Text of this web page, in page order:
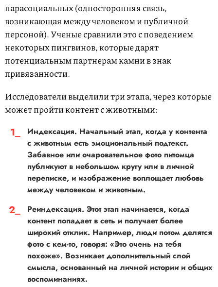
парасоциальных (односторонняя связь,
возникающая между человеком и публичной
персоной). Ученые сравнили это с поведением
некоторых пингвинов, которые дарят
потенциальным партнерам камни в знак
привязанности.
Исследователи выделили три этапа, через которые
может пройти контент с животными:
Индексация. Начальный этап, когда у контента
с животным есть эмоциональный подтекст.
Забавное или очаровательное фото питомца
публикуют в небольшом кругу или в личной
переписке, и изображение воплощает любовь
между человеком и животным.
Реиндексация. Этот этап начинается, когда
контент попадает в сеть и получает более
широкий отклик. Например, люди потом делятся
фото с кем-то, говоря: «Это очень на тебя
похоже». Возникает дополнительный слой
смысла, основанный на личной истории и общих
воспоминаниях.